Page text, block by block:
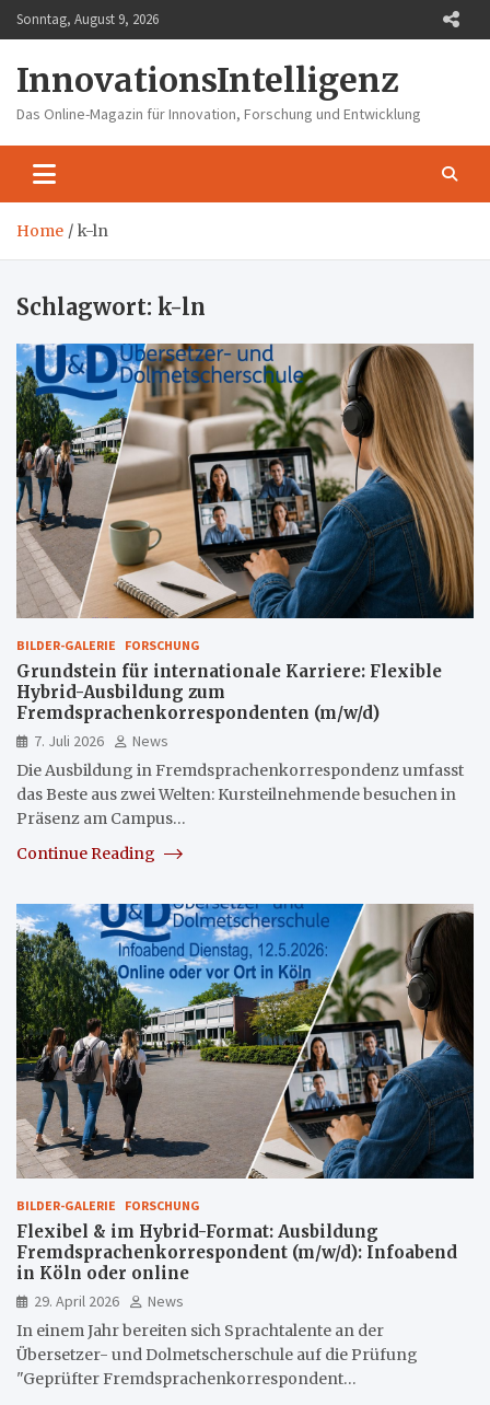
Skip
to
Sonntag, August 9, 2026
InnovationsIntelligenz
Das Online-Magazin für Innovation, Forschung und Entwicklung
Home k-ln
Schlagwort: k-ln
BILDER-GALERIE FORSCHUNG
Grundstein für internationale Karriere: Flexible
Hybrid-Ausbildung zum
Fremdsprachenkorrespondenten (m/w/d)
7. Juli 2026
News
Die Ausbildung in Fremdsprachenkorrespondenz umfasst
das Beste aus zwei Welten: Kursteilnehmende besuchen in
Präsenz am Campus…
Continue Reading
BILDER-GALERIE FORSCHUNG
Flexibel & im Hybrid-Format: Ausbildung
Fremdsprachenkorrespondent (m/w/d): Infoabend
in Köln oder online
29. April 2026
News
In einem Jahr bereiten sich Sprachtalente an der
Übersetzer- und Dolmetscherschule auf die Prüfung
"Geprüfter Fremdsprachenkorrespondent…